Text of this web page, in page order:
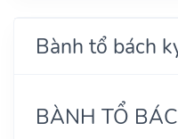
Bành tổ bách
BÀNH TỔ